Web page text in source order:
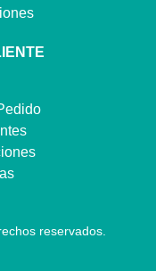
reservados.